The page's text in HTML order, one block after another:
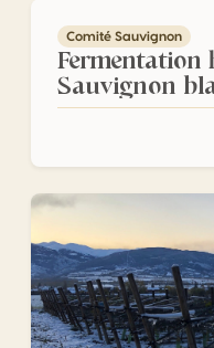
Comité Sauvignon
Fermentation
Sauvignon
Sauvignon blanc : la